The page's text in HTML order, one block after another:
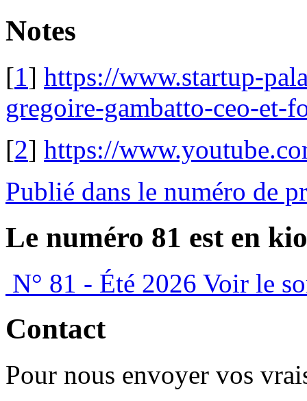
Notes
[1] https://www.startup-
gregoire-gambatto-ceo-et-
[2] https://
Publié dans le numéro de
Le numéro 81 est en
N° 81 - Été 2026 Voir le
Contact
Pour nous envoyer vos